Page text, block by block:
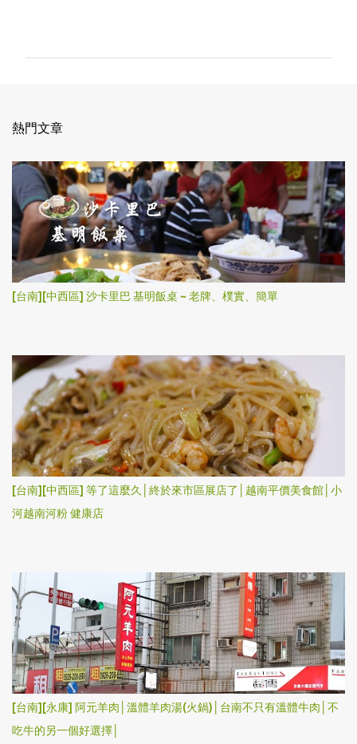
熱門文章
[台南][中西區] 沙卡里巴 基明飯桌 ~ 老牌、樸實、簡單
[台南][中西區] 等了這麼久│終於來市區展店了│越南平價美食館│小
河越南河粉 健康店
[台南][永康] 阿元羊肉│溫體羊肉湯(火鍋)│台南不只有溫體牛肉│不
吃牛的另一個好選擇│